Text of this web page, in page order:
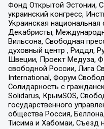
Фонд Открытой Эстонии,
украинский конгресс,
Украинская
Декабристы,
Вильсона, Свободная
духовный центр , Риддл,
Швеции, Проект Медуза,
свободной России, Лига
International, Форум
Солидарность с
Solidarus, КрымSOS,
государственного
общества Россия,
Тисима и Хабомаи, Съезд